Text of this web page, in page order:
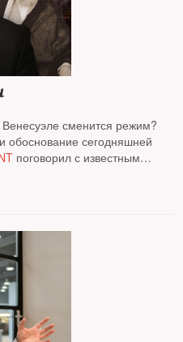
сменится режим?
сегодняшней
поговорил с известным
центра Карнеги